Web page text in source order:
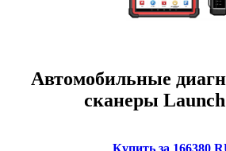
Автомобильные
сканеры